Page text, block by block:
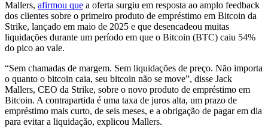
Mallers, afirmou que a oferta surgiu em resposta ao amplo feedback
dos clientes sobre o primeiro produto de empréstimo em Bitcoin da
Strike, lançado em maio de 2025 e que desencadeou muitas
liquidações durante um período em que o Bitcoin (BTC) caiu 54%
do pico ao vale.
“Sem chamadas de margem. Sem liquidações de preço. Não importa
o quanto o bitcoin caia, seu bitcoin não se move”, disse Jack
Mallers, CEO da Strike, sobre o novo produto de empréstimo em
Bitcoin. A contrapartida é uma taxa de juros alta, um prazo de
empréstimo mais curto, de seis meses, e a obrigação de pagar em dia
para evitar a liquidação, explicou Mallers.